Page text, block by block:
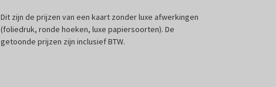
Dit zijn de prijzen van een kaart zonder luxe afwerkingen
(foliedruk, ronde hoeken, luxe papiersoorten). De
getoonde prijzen zijn inclusief BTW.